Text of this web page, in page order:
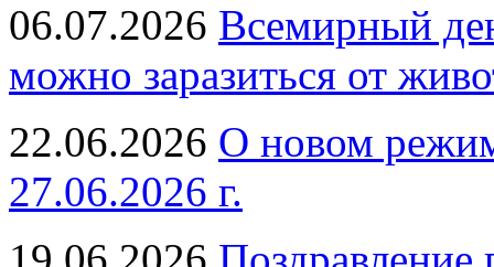
06.07.2026 Всемирный
можно заразиться от
22.06.2026 О новом
27.06.2026 г.